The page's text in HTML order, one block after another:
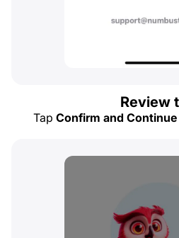
Tap Confirm and Continue